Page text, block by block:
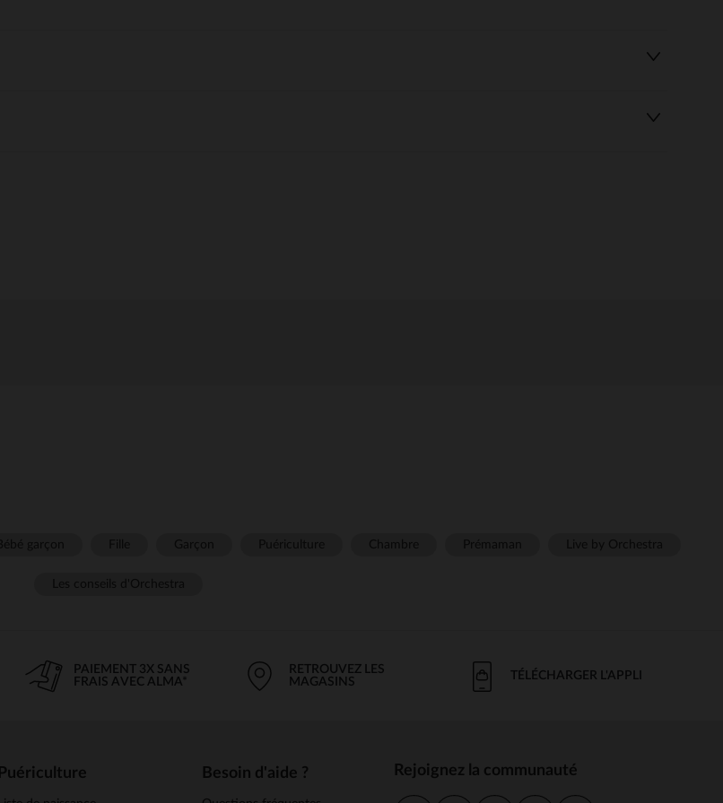
PAIEMENT 3X SANS
FRAIS AVEC ALMA*
RETROUVEZ LES
MAGASINS
TÉLÉCHARGER L'APPLI
Puériculture Besoin d'aide ? Rejoignez la communauté